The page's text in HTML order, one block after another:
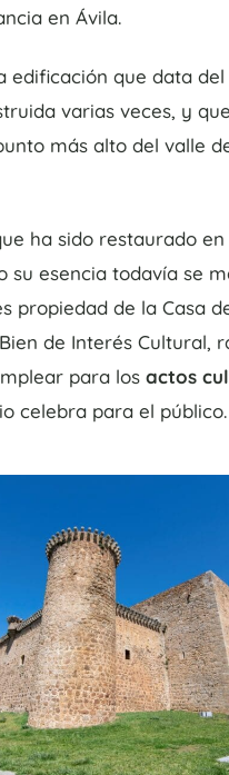
en Ávila.
edificación que data del
varias veces, y
más alto del valle
ha sido restaurado
su esencia todavía se
propiedad de la Casa
de Interés Cultural,
para losactos
celebra para el público.